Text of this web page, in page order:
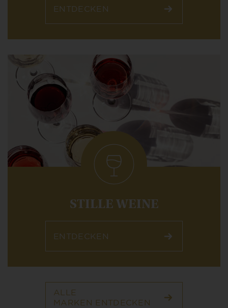
ENTDECKEN
STILLE WEINE
ENTDECKEN
ALLE
MARKEN ENTDECKEN